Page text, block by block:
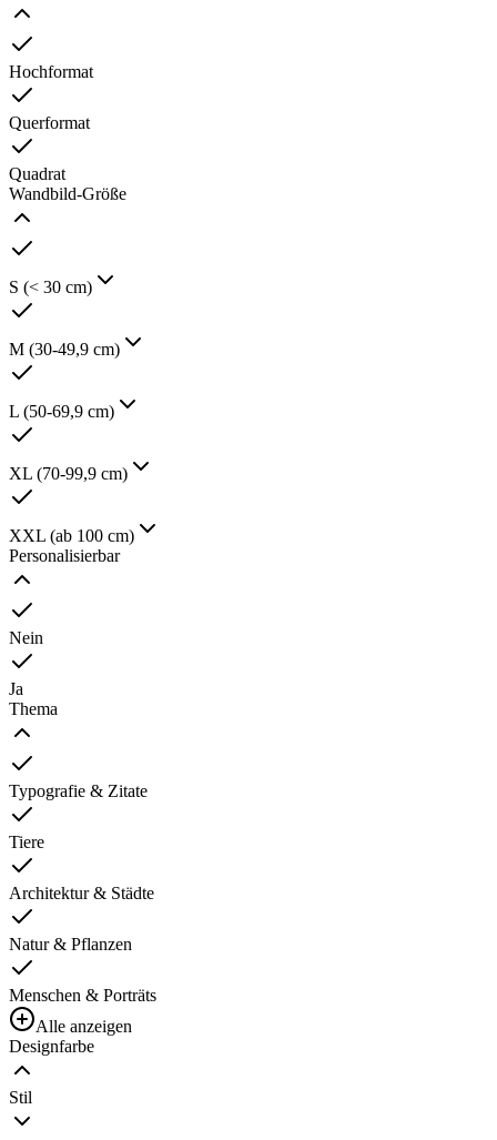
Hochformat
Querformat
Quadrat
Wandbild-Größe
S (< 30 cm)
M (30-49,9 cm)
L (50-69,9 cm)
XL (70-99,9 cm)
XXL (ab 100 cm)
Personalisierbar
Nein
Ja
Thema
Typografie & Zitate
Tiere
Architektur & Städte
Natur & Pflanzen
Menschen & Porträts
Alle anzeigen
Designfarbe
Stil